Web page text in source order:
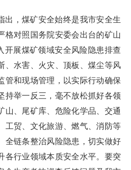
出，煤矿安全始终是我市安全生
格对照国务院安委会出台的矿山
开展煤矿领域安全风险隐患排查
、水害、火灾、顶板、煤尘等风
管和现场管理，以实际行动确保
持举一反三，毫不放松抓好各领
山、尾矿库、危险化学品、交通
工贸、文化旅游、燃气、消防等
全链条整治风险隐患，切实做好
各行业领域本质安全水平。要突